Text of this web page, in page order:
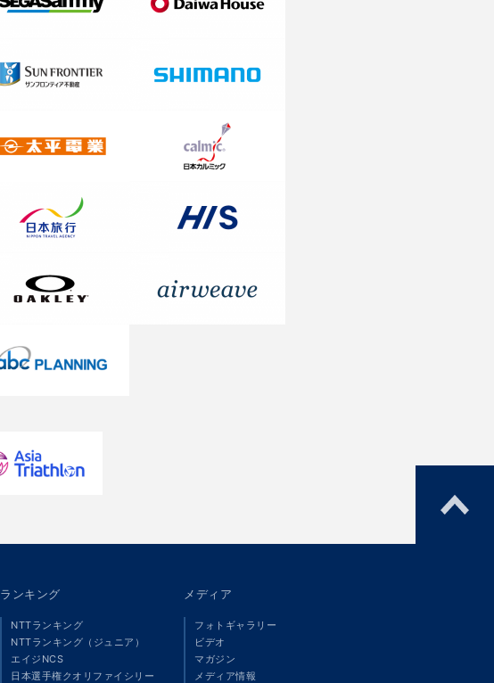
ランキング
NTTランキング
NTTランキング（ジュニア）
エイジNCS
日本選手権クオリファイシリー
メディア
フォトギャラリー
ビデオ
マガジン
メディア情報